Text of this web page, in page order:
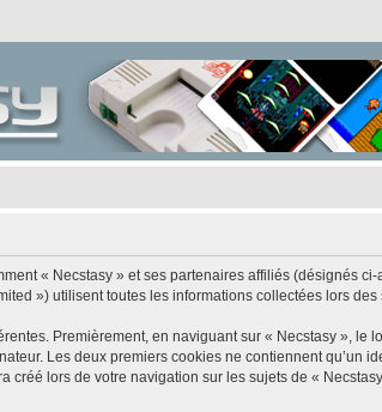
« Necstasy » et ses partenaires affiliés (désignés
») utilisent toutes les informations collectées lors
Premièrement, en naviguant sur « Necstasy »,
Les deux premiers cookies ne contiennent qu’un
lors de votre navigation sur les sujets de «